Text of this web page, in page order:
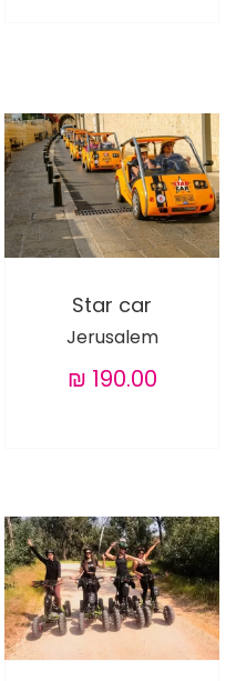
Star car
Jerusalem